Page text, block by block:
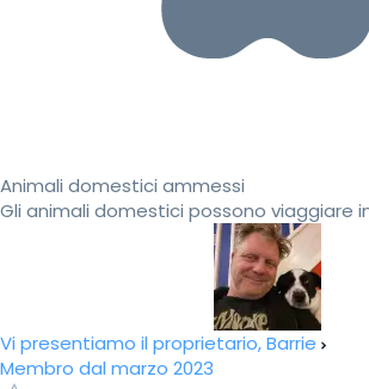
Animali domestici ammessi
Gli animali domestici possono viaggiare
Vi presentiamo il proprietario, Barrie
Membro dal marzo 2023